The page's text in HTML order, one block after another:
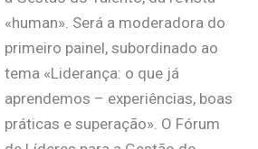
«human». Será a moderadora do
primeiro painel, subordinado ao
tema «Liderança: o que já
aprendemos – experiências, boas
práticas e superação». O Fórum